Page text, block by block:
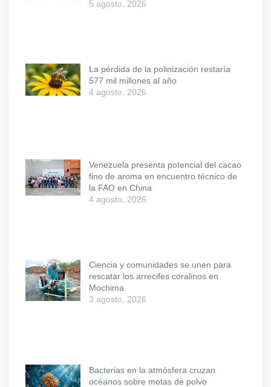
5 agosto, 2026
La pérdida de la polinización restaría
577 mil millones al año
4 agosto, 2026
Venezuela presenta potencial del cacao
fino de aroma en encuentro técnico de
la FAO en China
4 agosto, 2026
Ciencia y comunidades se unen para
rescatar los arrecifes coralinos en
Mochima
3 agosto, 2026
Bacterias en la atmósfera cruzan
océanos sobre motas de polvo